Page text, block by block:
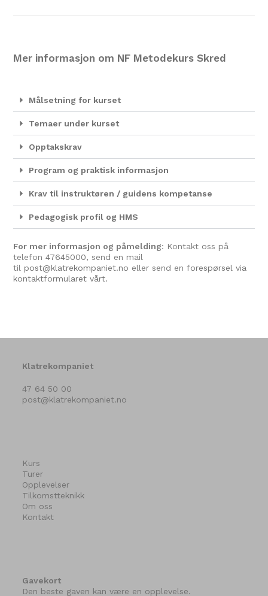
Mer informasjon om NF Metodekurs Skred
Målsetning for kurset
Temaer under kurset
Opptakskrav
Program og praktisk informasjon
Krav til instruktøren / guidens kompetanse
Pedagogisk profil og HMS
For mer informasjon og påmelding: Kontakt oss på
telefon47645000, send en mail
til post@klatrekompaniet.no eller send enforespørsel via
kontaktformularet vårt.
Klatrekompaniet
47 64 50 00
post@klatrekompaniet.no
Kurs
Turer
Opplevelser
Tilkomstteknikk
Om oss
Kontakt
Gavekort
Den beste gaven kan være en opplevelse.